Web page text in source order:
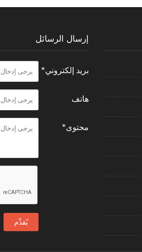
إرسال الرسائل
بريد إلكتروني*
هاتف
محتوى*
يُقدِّم